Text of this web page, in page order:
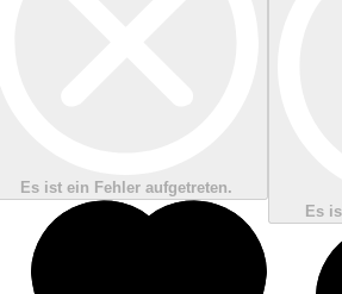
Es ist ein Fehler aufgetreten.
Es